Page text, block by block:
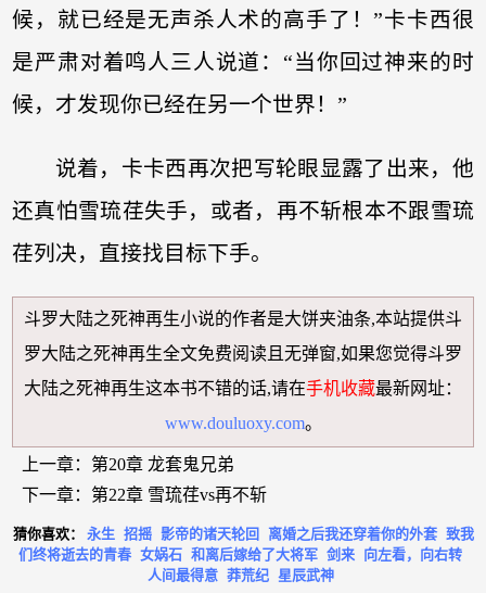
候，就已经是无声杀人术的高手了！”卡卡西很
是严肃对着鸣人三人说道：“当你回过神来的时
候，才发现你已经在另一个世界！”
说着，卡卡西再次把写轮眼显露了出来，他
还真怕雪琉荏失手，或者，再不斩根本不跟雪琉
荏列决，直接找目标下手。
斗罗大陆之死神再生小说的作者是大饼夹油条,本站提供斗
罗大陆之死神再生全文免费阅读 且无弹窗,如果您觉得斗罗
大陆之死神再生这本书不错的话,请在手机收藏最新网址：
www.douluoxy.com。
上一章： 第20章 龙套鬼兄弟
下一章： 第22章 雪琉荏vs再不斩
猜你喜欢： 永生 招摇 影帝的诸天轮回 离婚之后我还穿着你的外套 致我
们终将逝去的青春 女娲石 和离后嫁给了大将军 剑来 向左看，向右转
人间最得意 莽荒纪 星辰武神